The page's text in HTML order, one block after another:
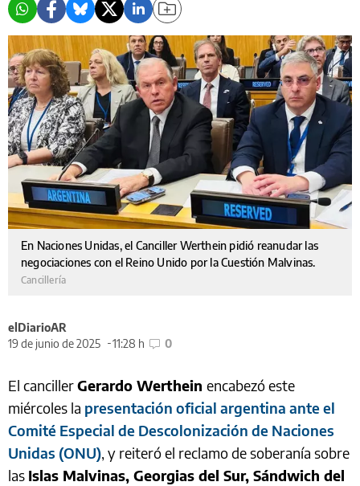
En Naciones Unidas, el Canciller Werthein pidió reanudar las
negociaciones con el Reino Unido por la Cuestión Malvinas.
Cancillería
elDiarioAR
19 de junio de 2025
11:28 h 0
El cancillerGerardo Werthein encabezó este
miércoles la presentación oficial argentina ante el
Comité Especial de Descolonización de Naciones
Unidas (ONU), y reiteró el reclamo de soberanía sobre
las Islas Malvinas, Georgias del Sur, Sándwich del